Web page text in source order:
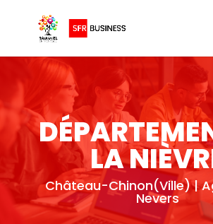
LA
Château-Chinon(Ville) |
Nevers